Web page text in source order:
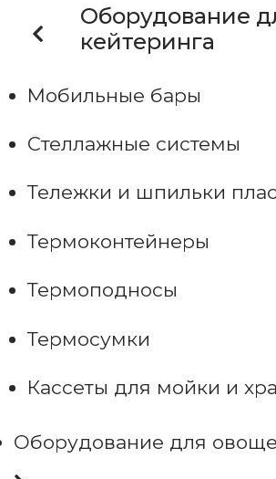
Оборудование
кейтеринга
Мобильные бары
Стеллажные системы
Тележки и шпильки
Термоконтейнеры
Термоподносы
Термосумки
Кассеты для мойки и
Оборудование для